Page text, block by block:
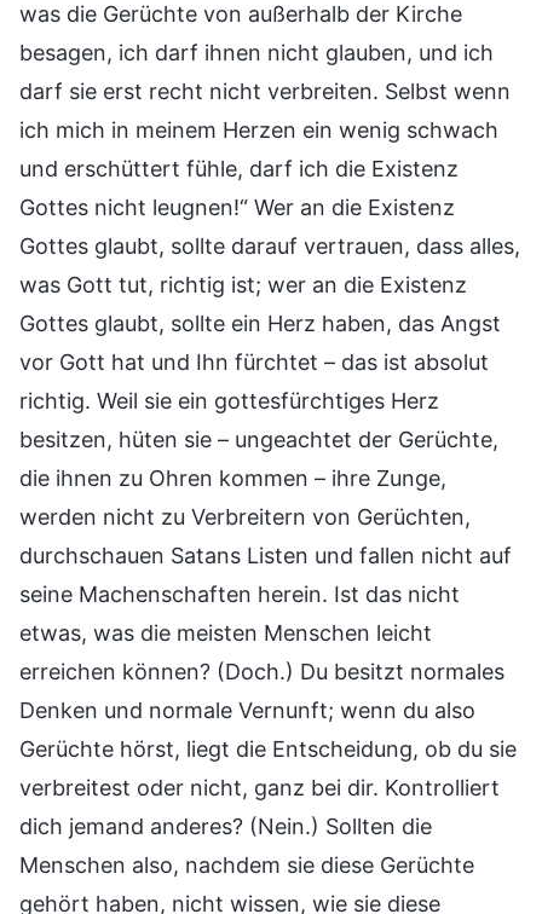
was die Gerüchte von außerhalb der Kirche
besagen, ich darf ihnen nicht glauben, und ich
darf sie erst recht nicht verbreiten. Selbst wenn
ich mich in meinem Herzen ein wenig schwach
und erschüttert fühle, darf ich die Existenz
Gottes nicht leugnen!“ Wer an die Existenz
Gottes glaubt, sollte darauf vertrauen, dass alles,
was Gott tut, richtig ist; wer an die Existenz
Gottes glaubt, sollte ein Herz haben, das Angst
vor Gott hat und Ihn fürchtet – das ist absolut
richtig. Weil sie ein gottesfürchtiges Herz
besitzen, hüten sie – ungeachtet der Gerüchte,
die ihnen zu Ohren kommen – ihre Zunge,
werden nicht zu Verbreitern von Gerüchten,
durchschauen Satans Listen und fallen nicht auf
seine Machenschaften herein. Ist das nicht
etwas, was die meisten Menschen leicht
erreichen können? (Doch.) Du besitzt normales
Denken und normale Vernunft; wenn du also
Gerüchte hörst, liegt die Entscheidung, ob du sie
verbreitest oder nicht, ganz bei dir. Kontrolliert
dich jemand anderes? (Nein.) Sollten die
Menschen also, nachdem sie diese Gerüchte
gehört haben, nicht wissen, wie sie diese